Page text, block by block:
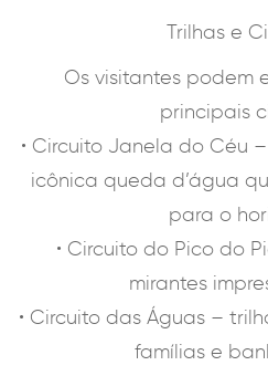
Trilhas e
Os visitantes podem
principais
• Circuito Janela do Céu
icônica queda d’água
para o
• Circuito do Pico do
mirantes
• Circuito das Águas –
famílias e